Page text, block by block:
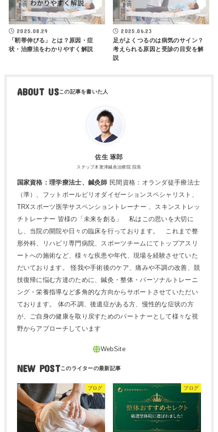
2025.08.29
「靭帯伸びる」とは？原因・症
状・治療法をわかりやすく解説
2025.06.23
足がよくつるのは病気のサイン？
考えられる原因と受診の目安を解
説
ABOUT US
佐生 琢郎
ステップ木更津鍼灸治療院 院長
国家資格：理学療法士、鍼灸師 民間資格：オランダ徒手療法士
（準）、フットボールピリオダイゼーションスペシャリスト、
TRXスポーツ医学サスペンショントレーナー 、スキンストレッ
チトレーナー 皆様の「未来を創る」 私はこの思いを大切に
し、当院の開院や日々の臨床を行っております。 これまで整
形外科、リハビリ専門病院、スポーツチームにてトップアスリ
ートへの施術など、様々な疾患や年代、現場を経験させていた
だいております。 怪我や手術後のケア、痛みや不調の改善、競
技復帰に悩む方達のために、鍼灸・整体・パーソナルトレーニ
ング・栄養指導など多角的な方向からサポートさせていただい
ております。 体の不調、後遺症がある方、慢性的な症状の方
が、ご自身の健康を取り戻すためのパートナーとして様々な視
野からアプローチしています
NEW POST
ブログ ブログ